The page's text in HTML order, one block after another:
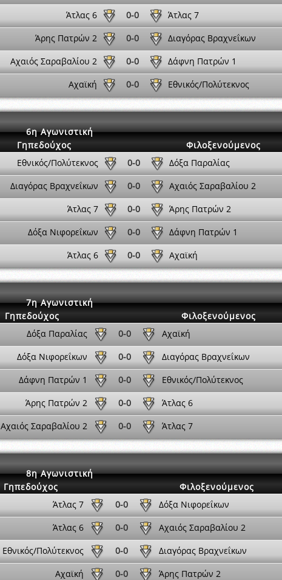
Άτλας 6 0-0
Άτλας 7
Άρης Πατρών 2 0-0
Διαγόρας Βραχνεΐκων
Αχαιός Σαραβαλίου 2 0-0
Δάφνη Πατρών 1
Αχαϊκή 0-0 Εθνικός/Πολύτεκνος
6η Αγωνιστική
Γηπεδούχος Φιλοξενούμενος
Εθνικός/Πολύτεκνος 0-0
Δόξα Παραλίας
Διαγόρας Βραχνεΐκων 0-0
Αχαιός Σαραβαλίου 2
Άτλας 7 0-0
Άρης Πατρών 2
Δόξα Νιφορεΐκων 0-0
Δάφνη Πατρών 1
Άτλας 6 0-0 Αχαϊκή
7η Αγωνιστική
Γηπεδούχος Φιλοξενούμενος
Δόξα Παραλίας 0-0
Αχαϊκή
Δόξα Νιφορεΐκων 0-0
Διαγόρας Βραχνεΐκων
Δάφνη Πατρών 1 0-0
Εθνικός/Πολύτεκνος
Άρης Πατρών 2 0-0
Άτλας 6
Αχαιός Σαραβαλίου 2 0-0 Άτλας 7
8η Αγωνιστική
Γηπεδούχος Φιλοξενούμενος
Άτλας 7 0-0
Δόξα Νιφορεΐκων
Άτλας 6 0-0
Αχαιός Σαραβαλίου 2
Εθνικός/Πολύτεκνος 0-0
Διαγόρας Βραχνεΐκων
Αχαϊκή 0-0
Άρης Πατρών 2